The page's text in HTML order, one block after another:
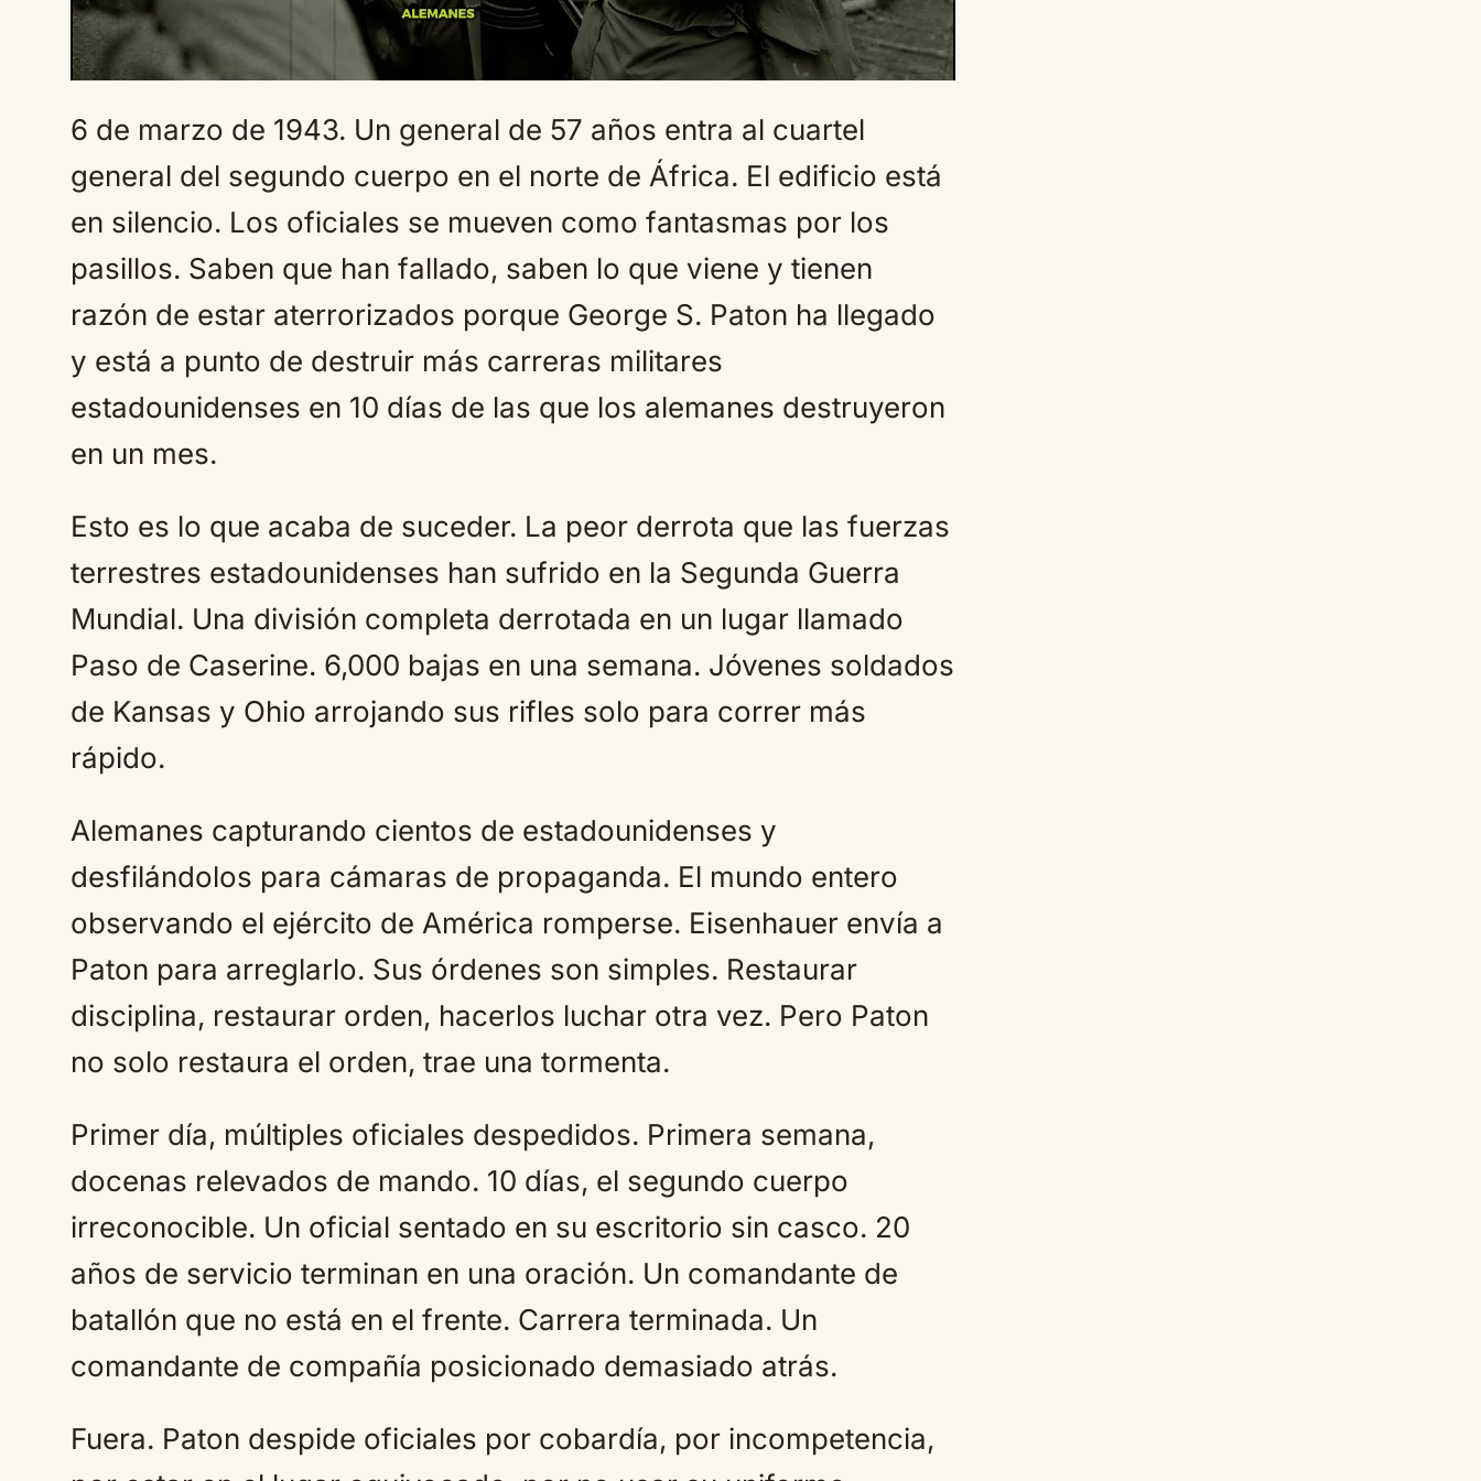
6 de marzo de 1943. Un general de 57 años entra al cuartel
general del segundo cuerpo en el norte de África. El edificio está
en silencio. Los oficiales se mueven como fantasmas por los
pasillos. Saben que han fallado, saben lo que viene y tienen
razón de estar aterrorizados porque George S. Paton ha llegado
y está a punto de destruir más carreras militares
estadounidenses en 10 días de las que los alemanes destruyeron
en un mes.
Esto es lo que acaba de suceder. La peor derrota que las fuerzas
terrestres estadounidenses han sufrido en la Segunda Guerra
Mundial. Una división completa derrotada en un lugar llamado
Paso de Caserine. 6,000 bajas en una semana. Jóvenes soldados
de Kansas y Ohio arrojando sus rifles solo para correr más
rápido.
Alemanes capturando cientos de estadounidenses y
desfilándolos para cámaras de propaganda. El mundo entero
observando el ejército de América romperse. Eisenhauer envía a
Paton para arreglarlo. Sus órdenes son simples. Restaurar
disciplina, restaurar orden, hacerlos luchar otra vez. Pero Paton
no solo restaura el orden, trae una tormenta.
Primer día, múltiples oficiales despedidos. Primera semana,
docenas relevados de mando. 10 días, el segundo cuerpo
irreconocible. Un oficial sentado en su escritorio sin casco. 20
años de servicio terminan en una oración. Un comandante de
batallón que no está en el frente. Carrera terminada. Un
comandante de compañía posicionado demasiado atrás.
Fuera. Paton despide oficiales por cobardía, por incompetencia,